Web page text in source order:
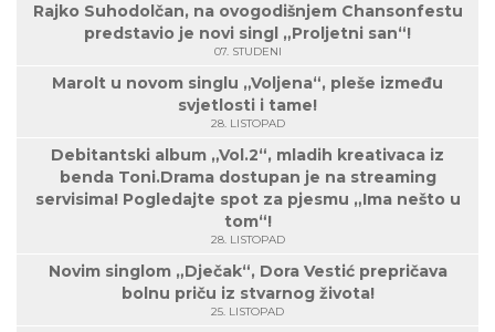
Rajko Suhodolčan, na ovogodišnjem Chansonfestu
predstavio je novi singl „Proljetni san“!
07. STUDENI
Marolt u novom singlu „Voljena“, pleše između
svjetlosti i tame!
28. LISTOPAD
Debitantski album „Vol.2“, mladih kreativaca iz
benda Toni.Drama dostupan je na streaming
servisima! Pogledajte spot za pjesmu „Ima nešto u
tom“!
28. LISTOPAD
Novim singlom „Dječak“, Dora Vestić prepričava
bolnu priču iz stvarnog života!
25. LISTOPAD